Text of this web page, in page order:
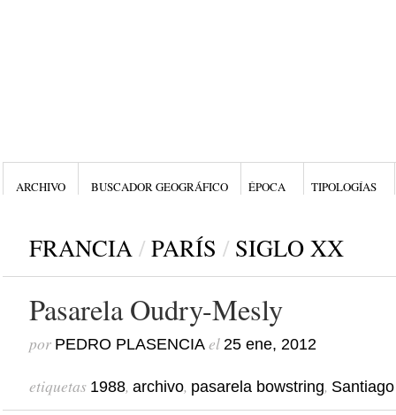
ARCHIVO BUSCADOR GEOGRÁFICO ÉPOCA TIPOLOGÍAS
FRANCIA / PARÍS / SIGLO XX
Pasarela Oudry-Mesly
por PEDRO PLASENCIAel 25 ene, 2012
etiquetas 1988, archivo, pasarela bowstring,